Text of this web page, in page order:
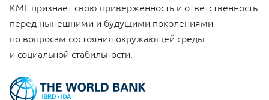
КМГ признает свою приверженность и ответственность
перед нынешними и будущими поколениями
по вопросам состояния окружающей среды
и социальной стабильности.